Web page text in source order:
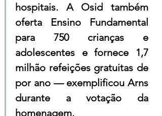
hospitais. A Osid também
oferta Ensino Fundamental
para 750 crianças e
adolescentes e fornece 1,7
milhão refeições gratuitas de
por ano — exemplificou Arns
durante a votação da
homenagem.